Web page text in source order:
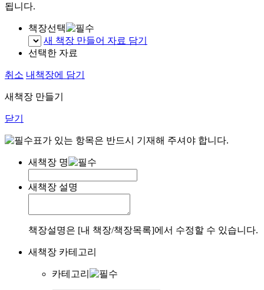
됩니다.
책장선택
새 책장 만들어 자료 담기
선택한 자료
취소 내책장에 담기
새책장 만들기
닫기
표가 있는 항목은 반드시 기재해 주셔야 합니다.
새책장 명
새책장 설명
책장설명은 [내 책장/책장목록]에서 수정할 수 있습니다.
새책장 카테고리
카테고리